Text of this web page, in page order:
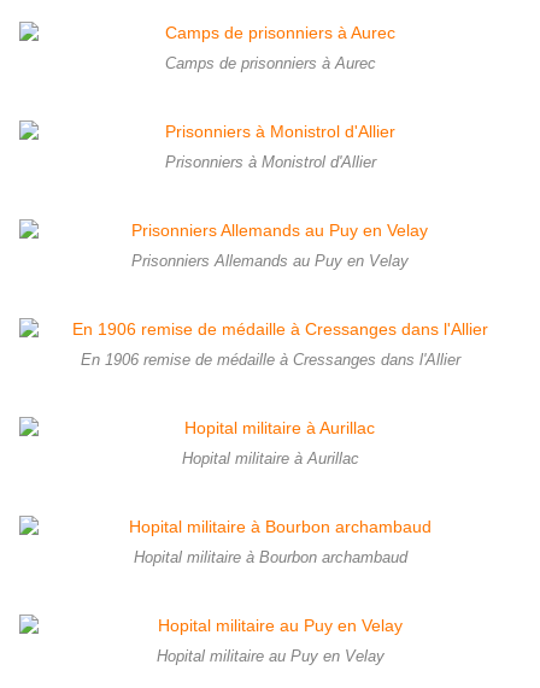
Camps de prisonniers à Aurec
Prisonniers à Monistrol d'Allier
Prisonniers Allemands au Puy en Velay
En 1906 remise de médaille à Cressanges dans l'Allier
Hopital militaire à Aurillac
Hopital militaire à Bourbon archambaud
Hopital militaire au Puy en Velay